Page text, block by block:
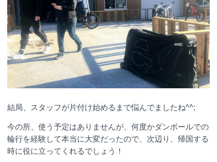
結局、スタッフが片付け始めるまで悩んでましたね^^;
今の所、使う予定はありませんが、何度かダンボールでの
輪行を経験して本当に大変だったので、次辺り、帰国する
時に役に立ってくれるでしょう！